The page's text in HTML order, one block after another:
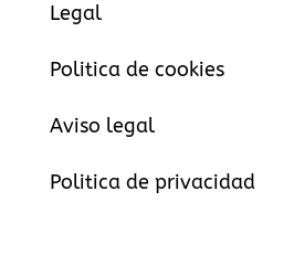
Legal
Politica de cookies
Aviso legal
Politica de privacidad